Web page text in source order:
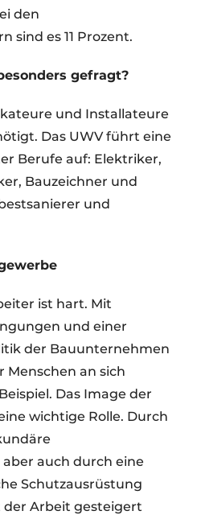
den
sind es 11 Prozent.
gefragt?
und Installateure
Das UWV führt eine
Berufe auf: Elektriker,
Bauzeichner und
und
ist hart. Mit
und einer
der Bauunternehmen
Menschen an sich
Das Image der
wichtige Rolle. Durch
auch durch eine
Schutzausrüstung
Arbeit gesteigert